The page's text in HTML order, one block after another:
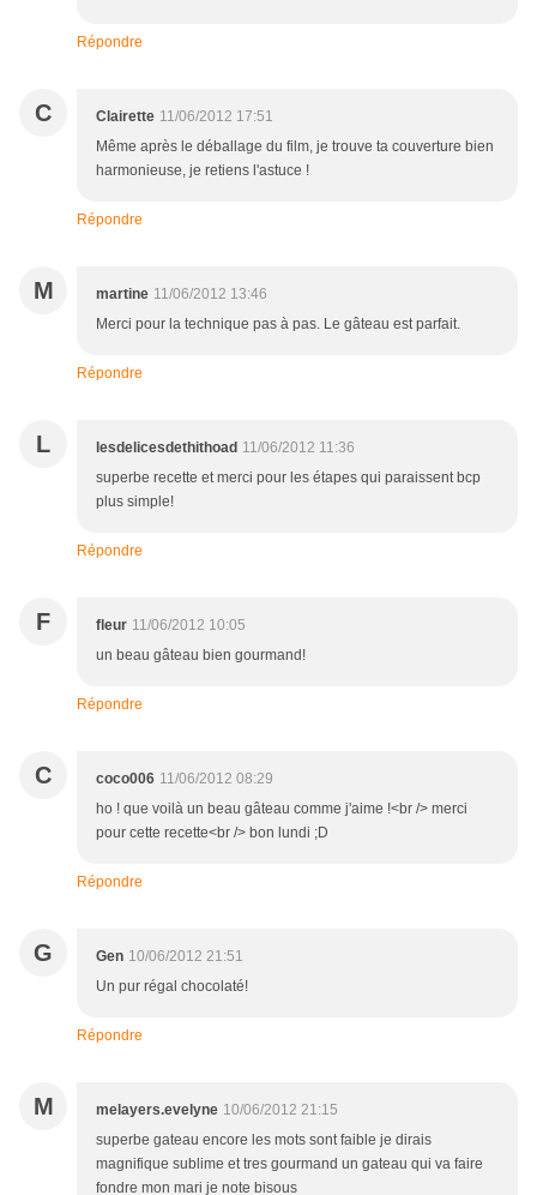
Répondre
C Clairette 11/06/2012 17:51
Même après le déballage du film, je trouve ta couverture bien
harmonieuse, je retiens l'astuce !
Répondre
M martine 11/06/2012 13:46
Merci pour la technique pas à pas. Le gâteau est parfait.
Répondre
L lesdelicesdethithoad 11/06/2012 11:36
superbe recette et merci pour les étapes qui paraissent bcp
plus simple!
Répondre
F fleur 11/06/2012 10:05
un beau gâteau bien gourmand!
Répondre
C coco006 11/06/2012 08:29
ho ! que voilà un beau gâteau comme j'aime !<br /> merci
pour cette recette<br /> bon lundi ;D
Répondre
G Gen 10/06/2012 21:51
Un pur régal chocolaté!
Répondre
M melayers.evelyne 10/06/2012 21:15
superbe gateau encore les mots sont faible je dirais
magnifique sublime et tres gourmand un gateau qui va faire
fondre mon mari je note bisous